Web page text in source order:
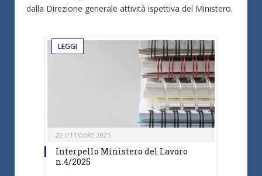
dalla Direzione generale attività ispettiva del Ministero.
LEGGI
22 OTTOBRE 2025
Interpello Ministero del Lavoro
n.4/2025